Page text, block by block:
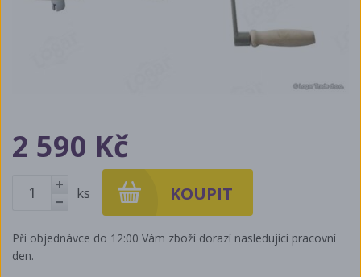
2 590 Kč
+
ks
Při objednávce do 12:00 Vám zboží dorazí nasledující pracovní
den.